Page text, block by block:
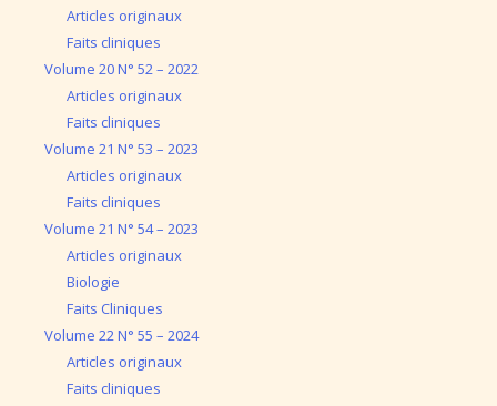
Articles originaux
Faits cliniques
Volume 20 N° 52 – 2022
Articles originaux
Faits cliniques
Volume 21 N° 53 – 2023
Articles originaux
Faits cliniques
Volume 21 N° 54 – 2023
Articles originaux
Biologie
Faits Cliniques
Volume 22 N° 55 – 2024
Articles originaux
Faits cliniques